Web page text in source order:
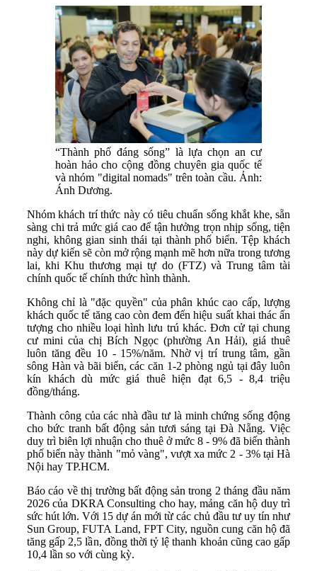
“Thành phố đáng sống” là lựa chọn an cư
hoàn hảo cho cộng đồng chuyên gia quốc tế
và nhóm "digital nomads" trên toàn cầu. Ảnh:
Ánh Dương.
Nhóm khách trí thức này có tiêu chuẩn sống khắt khe, sẵn
sàng chi trả mức giá cao để tận hưởng trọn nhịp sống, tiện
nghi, không gian sinh thái tại thành phố biển. Tệp khách
này dự kiến sẽ còn mở rộng mạnh mẽ hơn nữa trong tương
lai, khi Khu thương mại tự do (FTZ) và Trung tâm tài
chính quốc tế chính thức hình thành.
Không chỉ là "đặc quyền" của phân khúc cao cấp, lượng
khách quốc tế tăng cao còn đem đến hiệu suất khai thác ấn
tượng cho nhiều loại hình lưu trú khác. Đơn cử tại chung
cư mini của chị Bích Ngọc (phường An Hải), giá thuê
luôn tăng đều 10 - 15%/năm. Nhờ vị trí trung tâm, gần
sông Hàn và bãi biển, các căn 1-2 phòng ngủ tại đây luôn
kín khách dù mức giá thuê hiện đạt 6,5 - 8,4 triệu
đồng/tháng.
Thành công của các nhà đầu tư là minh chứng sống động
cho bức tranh bất động sản tươi sáng tại Đà Nẵng. Việc
duy trì biên lợi nhuận cho thuê ở mức 8 - 9% đã biến thành
phố biển này thành "mỏ vàng", vượt xa mức 2 - 3% tại Hà
Nội hay TP.HCM.
Báo cáo về thị trường bất động sản trong 2 tháng đầu năm
2026 của DKRA Consulting cho hay, mảng căn hộ duy trì
sức hút lớn. Với 15 dự án mới từ các chủ đầu tư uy tín như
Sun Group, FUTA Land, FPT City, nguồn cung căn hộ đã
tăng gấp 2,5 lần, đồng thời tỷ lệ thanh khoản cũng cao gấp
10,4 lần so với cùng kỳ.